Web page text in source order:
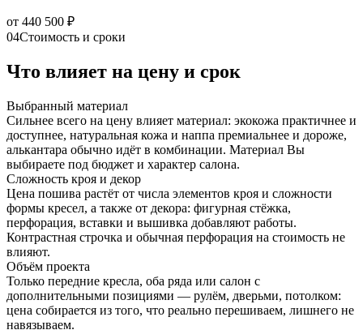
от 440 500 ₽
04Стоимость и сроки
Что влияет на цену и срок
Выбранный материал
Сильнее всего на цену влияет материал: экокожа практичнее и
доступнее, натуральная кожа и наппа премиальнее и дороже,
алькантара обычно идёт в комбинации. Материал Вы
выбираете под бюджет и характер салона.
Сложность кроя и декор
Цена пошива растёт от числа элементов кроя и сложности
формы кресел, а также от декора: фигурная стёжка,
перфорация, вставки и вышивка добавляют работы.
Контрастная строчка и обычная перфорация на стоимость не
влияют.
Объём проекта
Только передние кресла, оба ряда или салон с
дополнительными позициями — рулём, дверьми, потолком:
цена собирается из того, что реально перешиваем, лишнего не
навязываем.